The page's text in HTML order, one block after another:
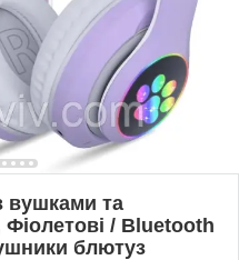
вушками та
Фіолетові / Bluetooth
блютуз